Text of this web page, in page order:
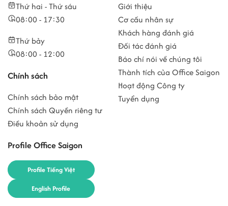
Thứ hai - Thứ sáu
08:00 - 17:30
Thứ bảy
08:00 - 12:00
Chính sách
Chính sách bảo mật
Chính sách Quyền riêng tư
Điều khoản sử dụng
Profile Office Saigon
Profile Tiếng Việt
English Profile
Giới thiệu
Cơ cấu nhân sự
Khách hàng đánh giá
Đối tác đánh giá
Báo chí nói về chúng tôi
Thành tích của Office Saigon
Hoạt động Công ty
Tuyển dụng